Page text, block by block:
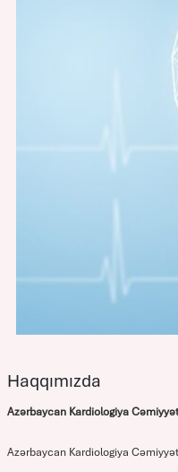
Haqqımızda
Azərbaycan Kardiologiya
Azərbaycan Kardiologiya